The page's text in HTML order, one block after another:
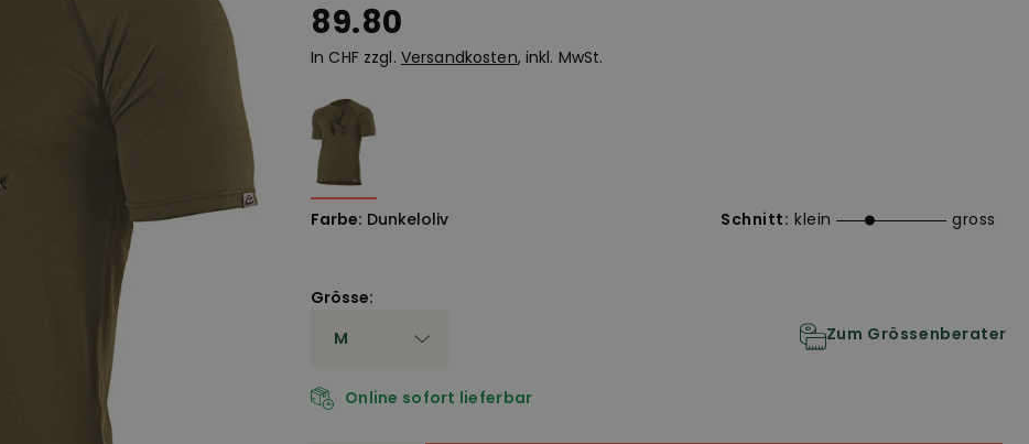
89.80
In CHF zzgl. Versandkosten, inkl. MwSt.
Farbe: Dunkeloliv Schnitt: klein gross
Grösse:
Zum Grössenberater
Online sofort lieferbar